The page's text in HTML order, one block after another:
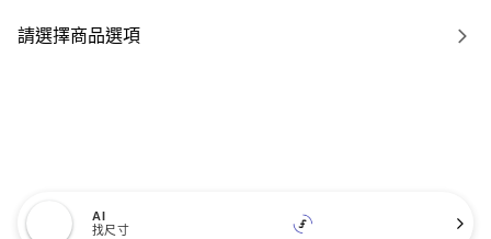
請選擇商品選項
AI
找尺寸